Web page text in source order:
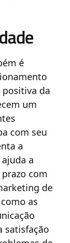
é
da
um
com seu
a
a
com
de
as
satisfação